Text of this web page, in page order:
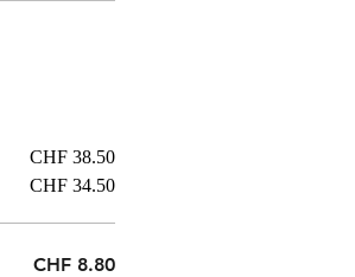
CHF 38.50
CHF 34.50
CHF 8.80